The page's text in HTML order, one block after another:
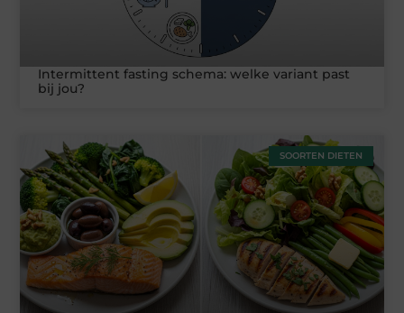
Intermittent fasting schema: welke variant past
bij jou?
SOORTEN DIETEN